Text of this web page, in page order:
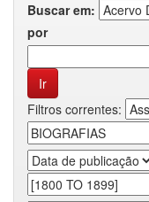
Buscar em:
por
Filtros correntes: